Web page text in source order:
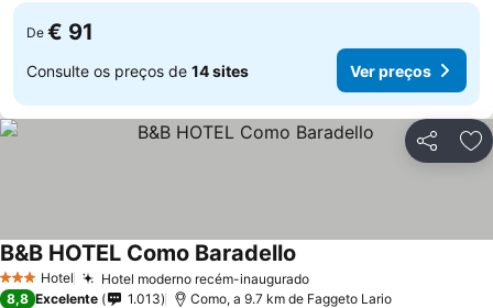
De € 91
Consulte os preços de 14 sites Ver preços
Partilhar
3 EstrelasHotel Hotel moderno recém-inaugurado
B&B HOTEL Como Baradello
8,8 Excelente 1.013 Como, a 9.7 km de Faggeto Lario